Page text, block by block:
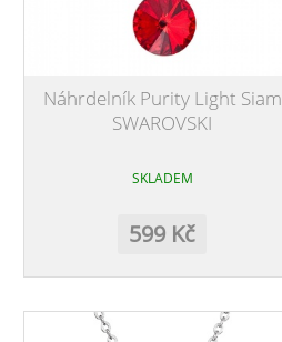
Náhrdelník Purity Light Siam
SWAROVSKI
SKLADEM
599 Kč